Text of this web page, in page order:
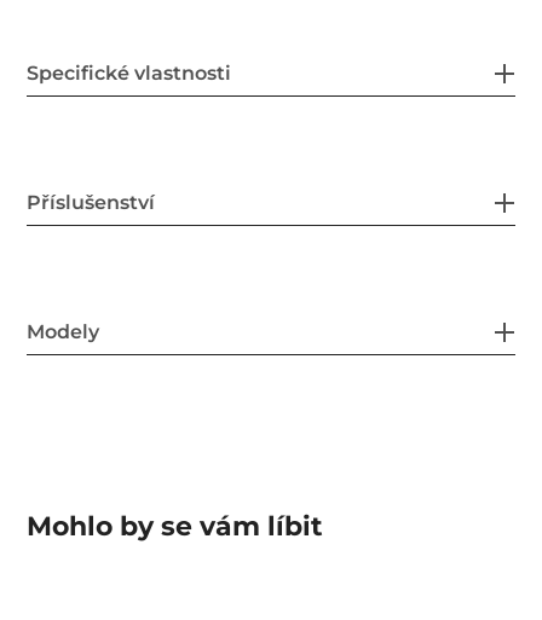
Specifické vlastnosti
Příslušenství
Modely
Mohlo by se vám líbit